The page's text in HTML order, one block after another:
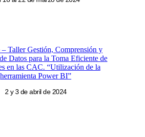
– Taller Gestión, Comprensión y
Datos para la Toma Eficiente de
en las CAC. “Utilización de la
herramienta Power BI”
2 y 3 de abril de 2024